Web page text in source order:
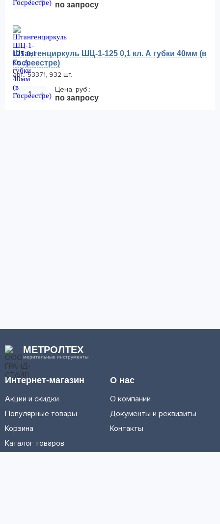
по запросу
Штангенциркуль ШЦ-1-125 0,1 кл. А губки 40мм (в
Госреестре)
арт.: 53371, 932 шт.
− +
Цена, руб.:
по запросу
МЕТРОЛТЕХ
мерительные инструменты
Интернет-магазин
Акции и скидки
Популярные товары
Корзина
Каталог товаров
О нас
О компании
Документы и реквизиты
Контакты